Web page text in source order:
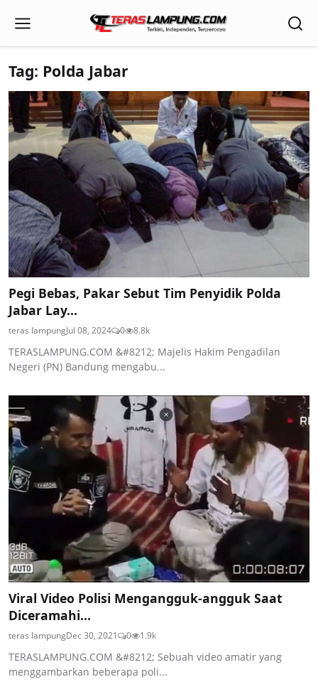
Tag: Polda Jabar
Pegi Bebas, Pakar Sebut Tim Penyidik Polda
Jabar Lay...
teras lampungJul 08, 2024 0 8.8k
TERASLAMPUNG.COM &#8212; Majelis Hakim Pengadilan
Negeri (PN) Bandung mengabu...
Viral Video Polisi Mengangguk-angguk Saat
Diceramahi...
teras lampungDec 30, 2021 0 1.9k
TERASLAMPUNG.COM &#8212; Sebuah video amatir yang
menggambarkan beberapa poli...